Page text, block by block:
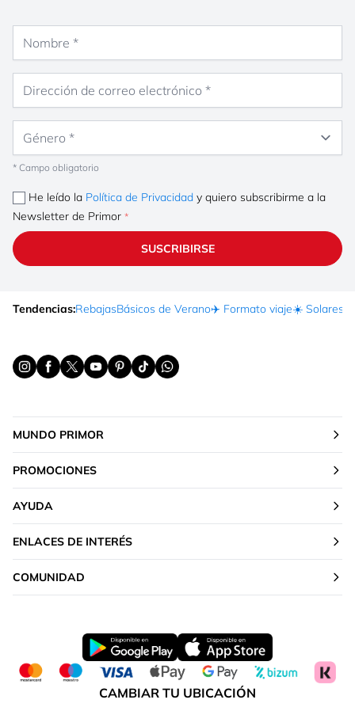
* Campo obligatorio
He leído la Política de Privacidad y quiero subscribirme a la
Newsletter de Primor
SUSCRIBIRSE
Tendencias:RebajasBásicos de Verano✈️ Formato viaje☀️ Solares
MUNDO PRIMOR
PROMOCIONES
AYUDA
ENLACES DE INTERÉS
COMUNIDAD
CAMBIAR TU UBICACIÓN